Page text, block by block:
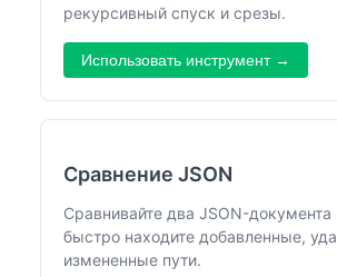
рекурсивный спуск и срезы.
Использовать инструмент →
Сравнение JSON
Сравнивайте два JSON-
быстро находите добавленные,
измененные пути.